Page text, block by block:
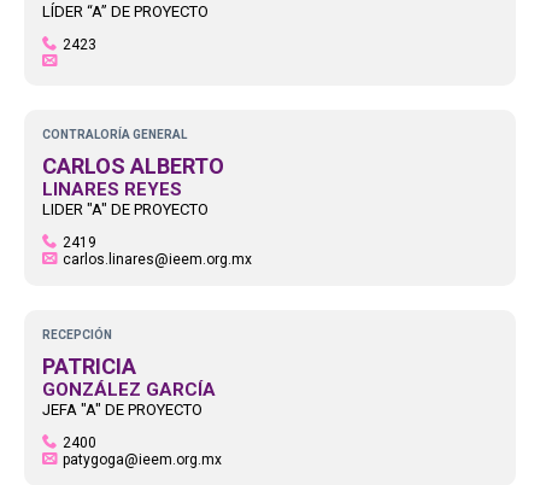
LÍDER “A” DE PROYECTO
2423
CONTRALORÍA GENERAL
CARLOS ALBERTO
LINARES REYES
LIDER "A" DE PROYECTO
2419
carlos.linares@ieem.org.mx
RECEPCIÓN
PATRICIA
GONZÁLEZ GARCÍA
JEFA "A" DE PROYECTO
2400
patygoga@ieem.org.mx